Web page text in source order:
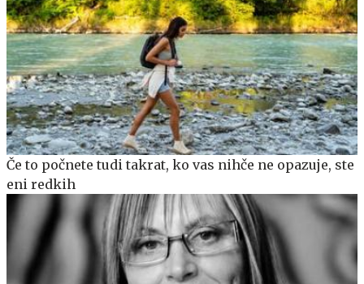
Če to počnete tudi takrat, ko vas nihče ne opazuje, ste
eni redkih